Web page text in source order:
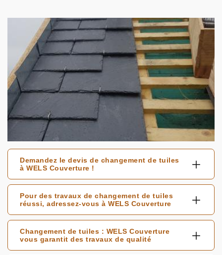
Demandez le devis de changement de tuiles
à WELS Couverture !
Pour des travaux de changement de tuiles
réussi, adressez-vous à WELS Couverture
Changement de tuiles : WELS Couverture
vous garantit des travaux de qualité